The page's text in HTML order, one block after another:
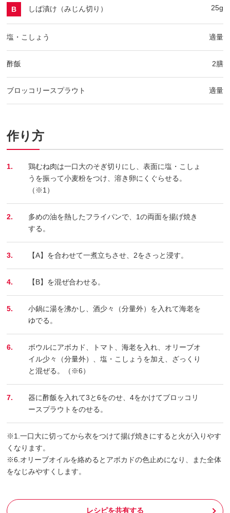
B しば漬け（みじん切り） 25g
塩・こしょう 適量
酢飯 2膳
ブロッコリースプラウト 適量
作り方
1.
鶏むね肉は一口大のそぎ切りにし、表面に塩・こしょ
うを振って小麦粉をつけ、溶き卵にくぐらせる。
（※1）
2.
多めの油を熱したフライパンで、1の両面を揚げ焼き
する。
3. 【A】を合わせて一煮立ちさせ、2をさっと浸す。
4. 【B】を混ぜ合わせる。
5.
小鍋に湯を沸かし、酒少々（分量外）を入れて海老を
ゆでる。
6.
ボウルにアボカド、トマト、海老を入れ、オリーブオ
イル少々（分量外）、塩・こしょうを加え、ざっくり
と混ぜる。（※6）
7.
器に酢飯を入れて3と6をのせ、4をかけてブロッコリ
ースプラウトをのせる。
※1.一口大に切ってから衣をつけて揚げ焼きにすると火が入りやす
くなります。
※6.オリーブオイルを絡めるとアボカドの色止めになり、また全体
をなじみやすくします。
レシピを共有する